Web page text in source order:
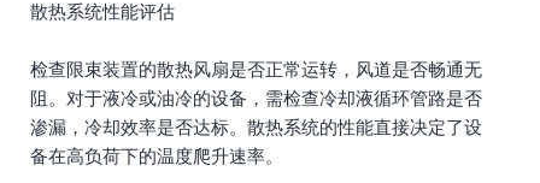
散热系统性能评估
检查限束装置的散热风扇是否正常运转，风道是否畅通无
阻。对于液冷或油冷的设备，需检查冷却液循环管路是否
渗漏，冷却效率是否达标。散热系统的性能直接决定了设
备在高负荷下的温度爬升速率。